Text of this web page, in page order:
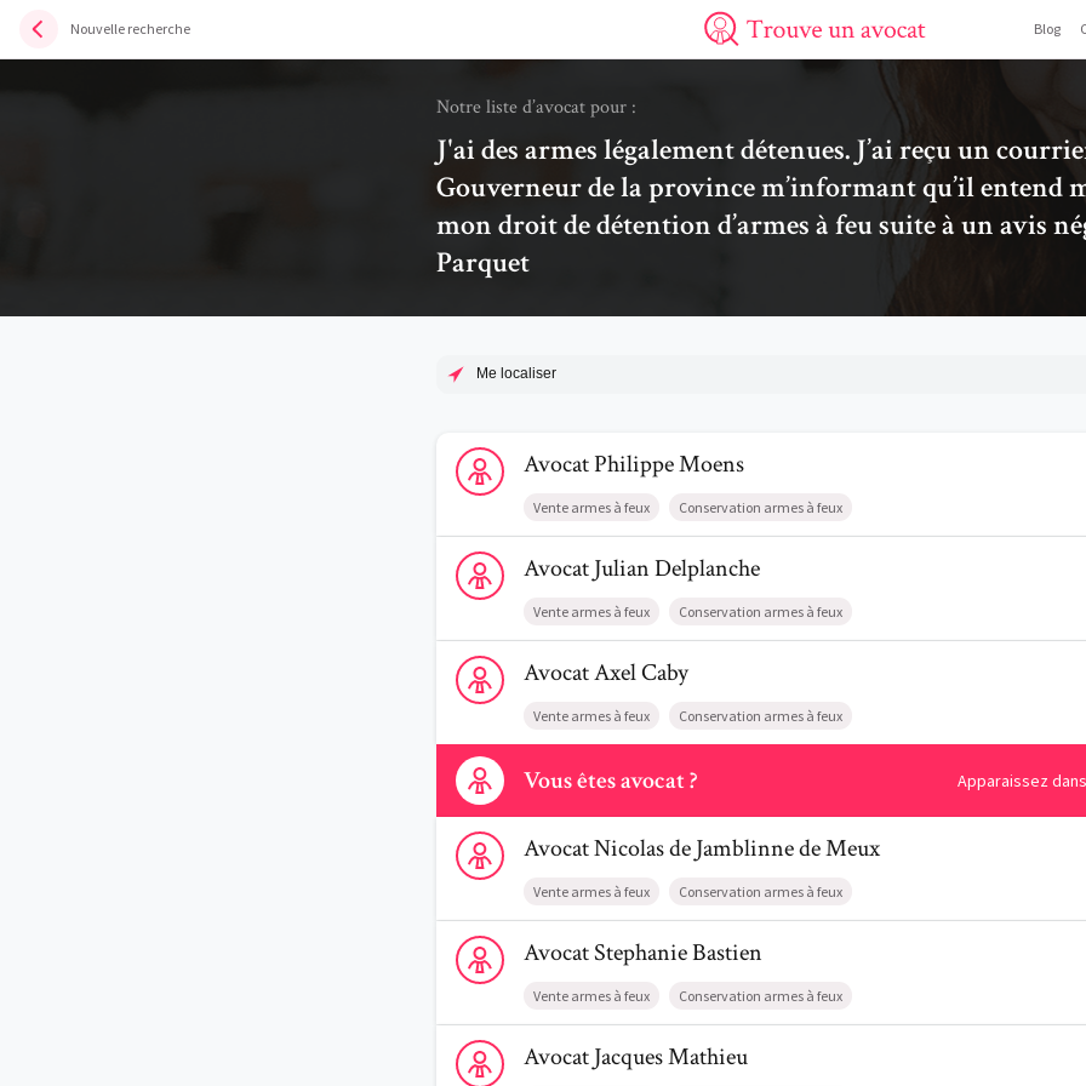
Nouvelle recherche
Trouve un avocat
Blog
Notre liste d’avocat pour :
J'ai des armes légalement détenues. J’ai reçu un
Gouverneur de la province m’informant qu’il entend
mon droit de détention d’armes à feu suite à un avis
Parquet
Me localiser
Voir le profil de AvocatPhilippe Moens
AvocatPhilippeMoens
Vente armes à feux Conservation armes à feux
Voir le profil de AvocatJulian Delplanche
AvocatJulianDelplanche
Vente armes à feux Conservation armes à feux
Voir le profil de AvocatAxel Caby
AvocatAxelCaby
Vente armes à feux Conservation armes à feux
Vous êtes avocat ? Apparaissez
Contactez-nous
Voir le profil de AvocatNicolas de Jamblinne de Meux
AvocatNicolasde Jamblinne de Meux
Vente armes à feux Conservation armes à feux
Voir le profil de AvocatStephanie Bastien
AvocatStephanieBastien
Vente armes à feux Conservation armes à feux
Voir le profil de AvocatJacques Mathieu
AvocatJacquesMathieu